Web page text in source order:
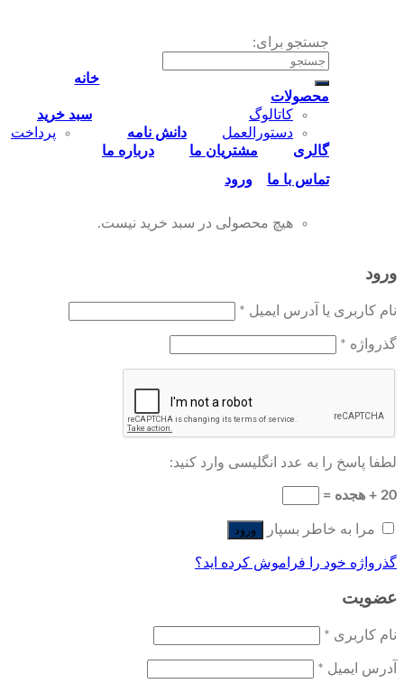
جستجو برای:
خانه
محصولات
کاتالوگ
دستورالعمل
دانش نامه
سبد خرید
پرداخت
گالری
مشتریان ما
درباره ما
تماس‌ با‌ ما
ورود
هیچ محصولی در سبد خرید نیست.
ورود
نام کاربری یا آدرس ایمیل *
گذرواژه *
لطفا پاسخ را به عدد انگلیسی وارد کنید:
20 + هجده =
مرا به خاطر بسپار ورود
گذرواژه خود را فراموش کرده اید؟
عضویت
نام کاربری *
آدرس ایمیل *